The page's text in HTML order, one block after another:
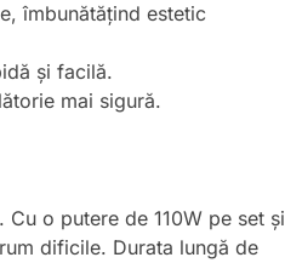
îmbunătățind estetic
și facilă.
mai sigură.
o putere de 110W pe set și
dificile. Durata lungă de